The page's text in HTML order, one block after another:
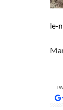
le-